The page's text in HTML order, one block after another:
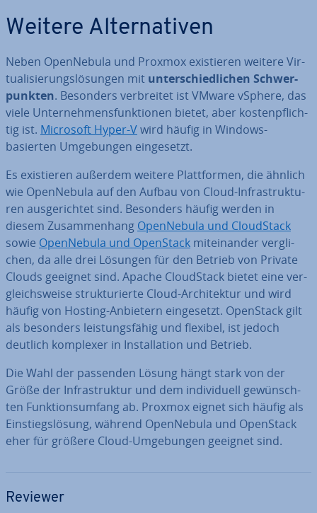
Weitere Al­ter­na­ti­ven
Neben Open­Ne­bu­la und Proxmox exis­tie­ren weitere Vir­
tua­li­sie­rungs­lö­sun­gen mit un­ter­schied­li­chen Schwer­
punk­ten. Besonders ver­brei­tet ist VMware vSphere, das
viele Un­ter­neh­mens­funk­tio­nen bietet, aber kos­ten­pflich­
tig ist. Microsoft Hyper-Vwird häufig in Windows-
basierten Um­ge­bun­gen ein­ge­setzt.
Es exis­tie­ren außerdem weitere Platt­for­men, die ähnlich
wie Open­Ne­bu­la auf den Aufbau von Cloud-In­fra­struk­tu­
ren aus­ge­rich­tet sind. Besonders häufig werden in
diesem Zu­sam­men­hang Open­Ne­bu­la und Cloud­Stack
sowie Open­Ne­bu­la und OpenStack mit­ein­an­der ver­gli­
chen, da alle drei Lösungen für den Betrieb von Private
Clouds geeignet sind. Apache Cloud­Stack bietet eine ver­
gleichs­wei­se struk­tu­rier­te Cloud-Ar­chi­tek­tur und wird
häufig von Hosting-Anbietern ein­ge­setzt. OpenStack gilt
als besonders leis­tungs­fä­hig und flexibel, ist jedoch
deutlich komplexer in In­stal­la­ti­on und Betrieb.
Die Wahl der passenden Lösung hängt stark von der
Größe der In­fra­struk­tur und dem in­di­vi­du­ell ge­wünsch­
ten Funk­ti­ons­um­fang ab. Proxmox eignet sich häufig als
Ein­stiegs­lö­sung, während Open­Ne­bu­la und OpenStack
eher für größere Cloud-Um­ge­bun­gen geeignet sind.
Reviewer